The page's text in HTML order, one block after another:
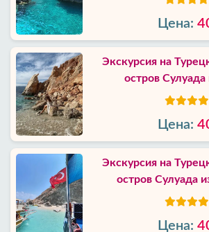
Цена:
Экскурсия на
остров Сулуада
Цена:
Экскурсия на
остров Сулуада
Цена: